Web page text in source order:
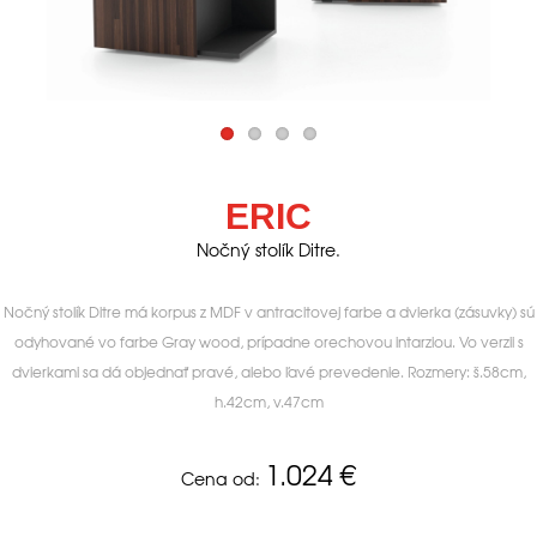
ERIC
Nočný stolík Ditre.
Nočný stolík Ditre má korpus z MDF v antracitovej farbe a dvierka (zásuvky) sú
odyhované vo farbe Gray wood, prípadne orechovou intarziou. Vo verzii s
dvierkami sa dá objednať pravé, alebo ľavé prevedenie. Rozmery: š.58cm,
h.42cm, v.47cm
Cena od: 1.024€